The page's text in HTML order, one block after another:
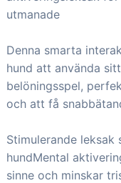
utmanade
Denna smarta
hund att använda
belöningsspel,
och att få
Stimulerande leksak
hundMental
sinne och minskar